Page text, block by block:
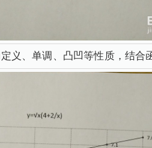
义、单调、凸凹等性质，结合